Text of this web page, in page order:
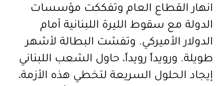
انهار القطاع العام وتفككت مؤسسات
الدولة مع سقوط الليرة اللبنانية أمام
الدولار الأميركي. وتفشت البطالة لأشهر
طويلة. ورويداً رويداً، حاول الشعب اللبناني
إيجاد الحلول السريعة لتخطي هذه الأزمة،